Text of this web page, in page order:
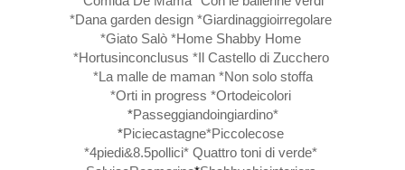
*Dana garden design *Giardinaggioirregolare
*Giato Salò *Home Shabby Home
*Hortusinconclusus *Il Castello di Zucchero
*La malle de maman*Non solo stoffa
*Orti in progress *Ortodeicolori
*Passeggiandoingiardino*
*Piciecastagne*Piccolecose
*4piedi&8.5pollici* Quattro toni di verde*